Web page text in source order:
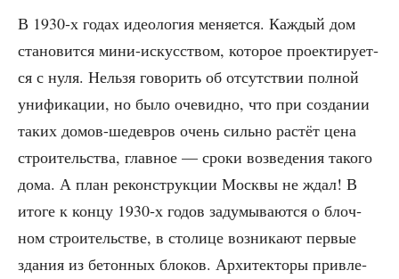
В 1930‑х годах идео­ло­гия меня­ет­ся. Каж­дый дом
ста­но­вит­ся мини-искус­ством, кото­рое про­ек­ти­ру­ет­
ся с нуля. Нель­зя гово­рить об отсут­ствии пол­ной
уни­фи­ка­ции, но было оче­вид­но, что при созда­нии
таких домов-шедев­ров очень силь­но рас­тёт цена
стро­и­тель­ства, глав­ное — сро­ки воз­ве­де­ния тако­го
дома. А план рекон­струк­ции Моск­вы не ждал! В
ито­ге к кон­цу 1930‑х годов заду­мы­ва­ют­ся о блоч­
ном стро­и­тель­стве, в сто­ли­це воз­ни­ка­ют пер­вые
зда­ния из бетон­ных бло­ков. Архи­тек­то­ры при­вле­